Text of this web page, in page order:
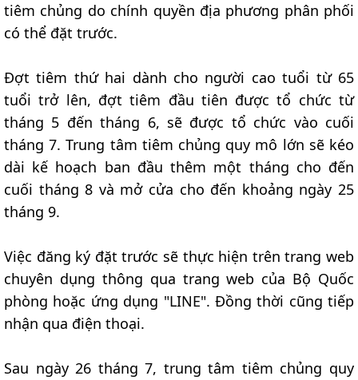
tiêm chủng do chính quyền địa phương phân phối
có thể đặt trước.
Đợt tiêm thứ hai dành cho người cao tuổi từ 65
tuổi trở lên, đợt tiêm đầu tiên được tổ chức từ
tháng 5 đến tháng 6, sẽ được tổ chức vào cuối
tháng 7. Trung tâm tiêm chủng quy mô lớn sẽ kéo
dài kế hoạch ban đầu thêm một tháng cho đến
cuối tháng 8 và mở cửa cho đến khoảng ngày 25
tháng 9.
Việc đăng ký đặt trước sẽ thực hiện trên trang web
chuyên dụng thông qua trang web của Bộ Quốc
phòng hoặc ứng dụng "LINE". Đồng thời cũng tiếp
nhận qua điện thoại.
Sau ngày 26 tháng 7, trung tâm tiêm chủng quy